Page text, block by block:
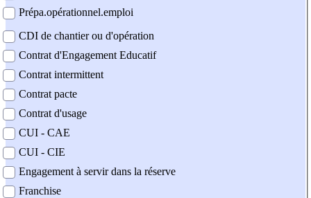
Prépa.opérationnel.emploi
CDI de chantier ou d'opération
Contrat d'Engagement Educatif
Contrat intermittent
Contrat pacte
Contrat d'usage
CUI - CAE
CUI - CIE
Engagement à servir dans la réserve
Franchise